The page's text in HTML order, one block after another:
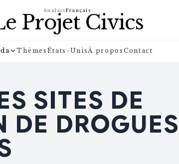
AnglaisFrançais
Projet Civics
Thèmes États-UnisÀ propos Contact
SITES DE